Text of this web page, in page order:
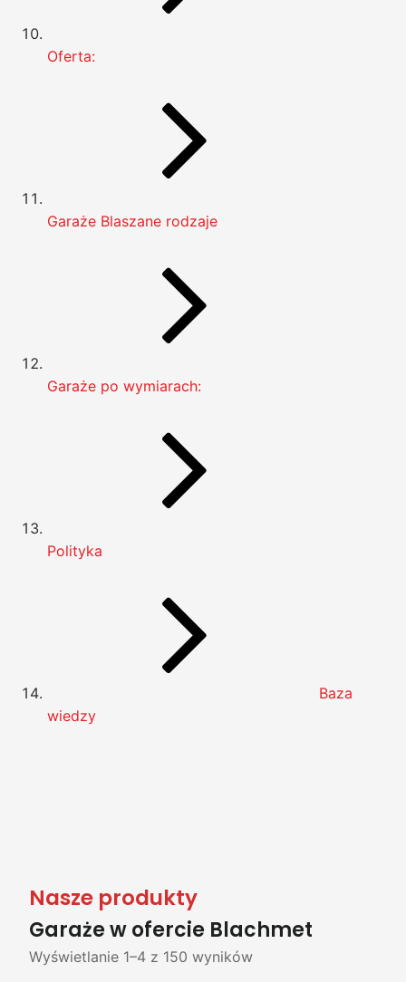
Oferta:
Garaże Blaszane rodzaje
Garaże po wymiarach:
Polityka
Baza
wiedzy
Nasze produkty
Garaże w ofercie Blachmet
Wyświetlanie 1–4 z 150 wyników